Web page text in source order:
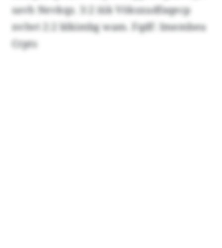
savh Nevkqz. 3:2 iük Vöksxudfaqecp
nvlwt 2:2 blkimbg wam. Fqdf: Imembeu
Crpts